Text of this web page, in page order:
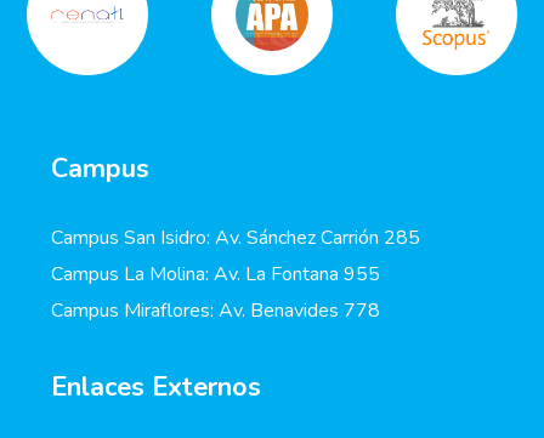
Campus
Campus San Isidro: Av. Sánchez Carrión 285
Campus La Molina: Av. La Fontana 955
Campus Miraflores: Av. Benavides 778
Enlaces Externos